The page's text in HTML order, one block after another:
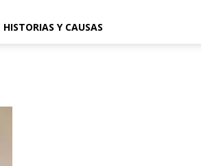
HISTORIAS Y CAUSAS